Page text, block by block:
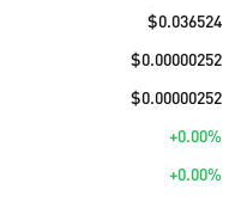
$0.036524
$0.00000252
$0.00000252
+0.00%
+0.00%